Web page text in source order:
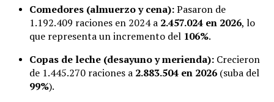
Comedores (almuerzo y cena):Pasaron de
1.192.409 raciones en 2024 a 2.457.024 en 2026, lo
que representa un incremento del 106%.
Copas de leche (desayuno y merienda): Crecieron
de 1.445.270 raciones a 2.883.504 en 2026 (suba del
99%).